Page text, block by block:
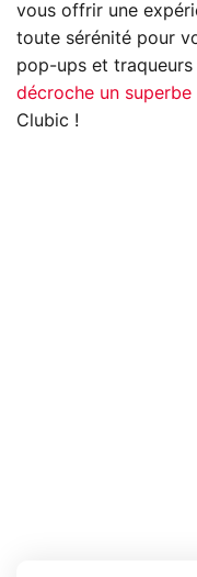
vous offrir une
toute sérénité pour
pop-ups et traqueurs
décroche un superbe
Clubic !